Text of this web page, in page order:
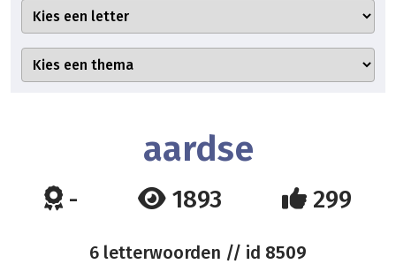
aardse
- 1893 299
6 letterwoorden // id 8509